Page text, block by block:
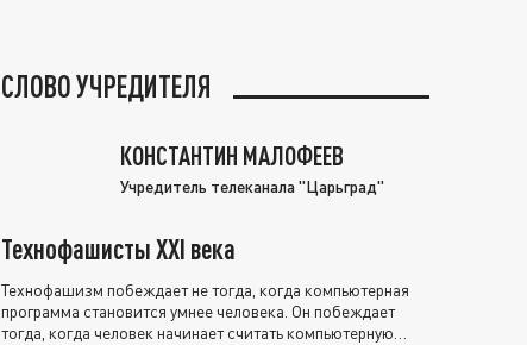
СЛОВО УЧРЕДИТЕЛЯ
КОНСТАНТИН МАЛОФЕЕВ
Учредитель телеканала "Царьград"
Технофашисты XXI века
Технофашизм побеждает не тогда, когда компьютерная
программа становится умнее человека. Он побеждает
тогда, когда человек начинает считать компьютерную